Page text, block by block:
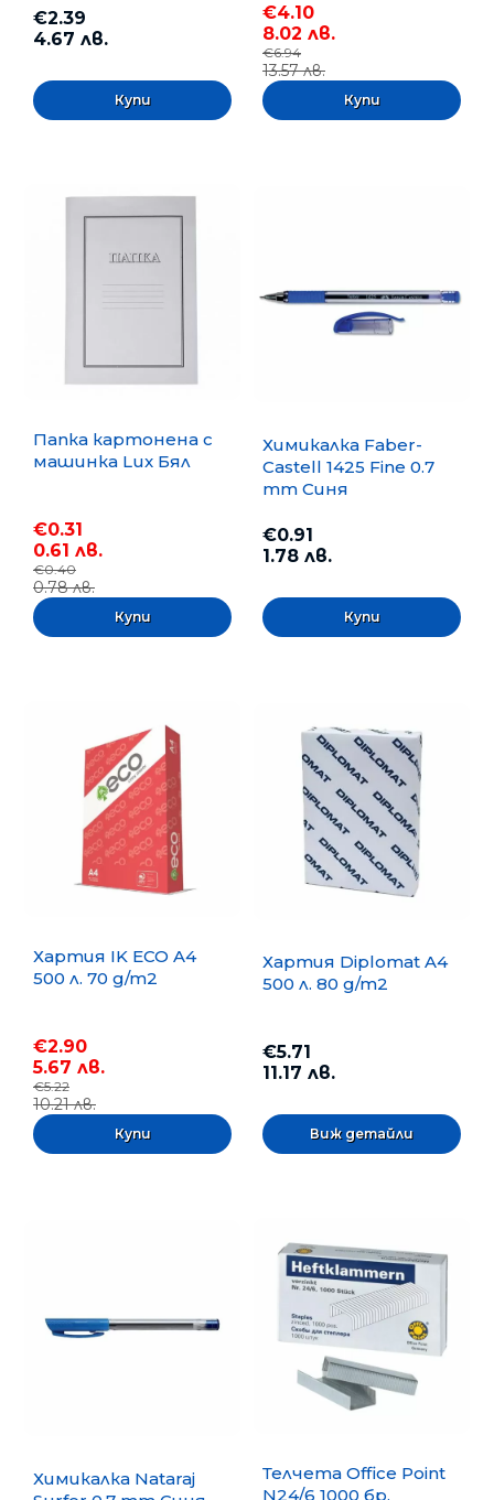
€2.39
4.67 лв.
€4.10
8.02 лв.
€6.94
13.57 лв.
Папка картонена с
машинка Lux Бял
€0.31
0.61 лв.
€0.40
0.78 лв.
Химикалка Faber-
Castell 1425 Fine 0.7
mm Синя
€0.91
1.78 лв.
Хартия IK ECO A4
500 л. 70 g/m2
€2.90
5.67 лв.
€5.22
10.21 лв.
Хартия Diplomat A4
500 л. 80 g/m2
€5.71
11.17 лв.
Виж детайли
Химикалка Nataraj
Телчета Office Point
N24/6 1000 бр.